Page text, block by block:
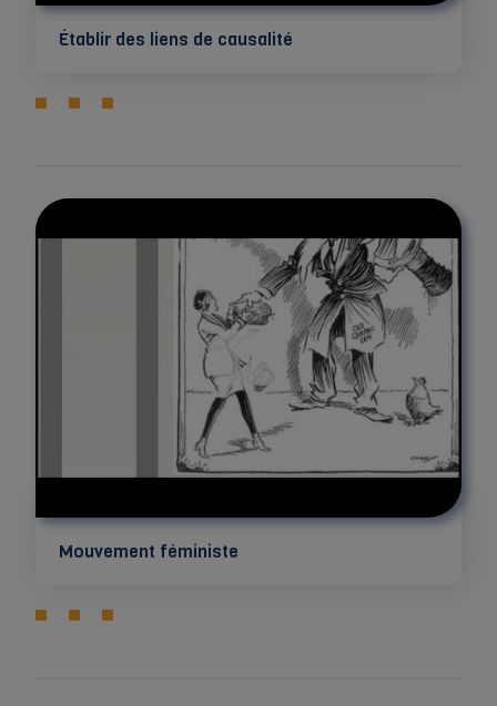
Établir des liens de causalité
Mouvement féministe